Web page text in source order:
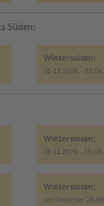
Süden:
Wintersaison:
05.12.2026 -
Wintersaison:
28.11.2025 -
Wintersaison:
am Gletscher